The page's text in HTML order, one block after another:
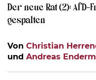
Der neue Rat (2):
gespalten
Von Christian
und Andreas